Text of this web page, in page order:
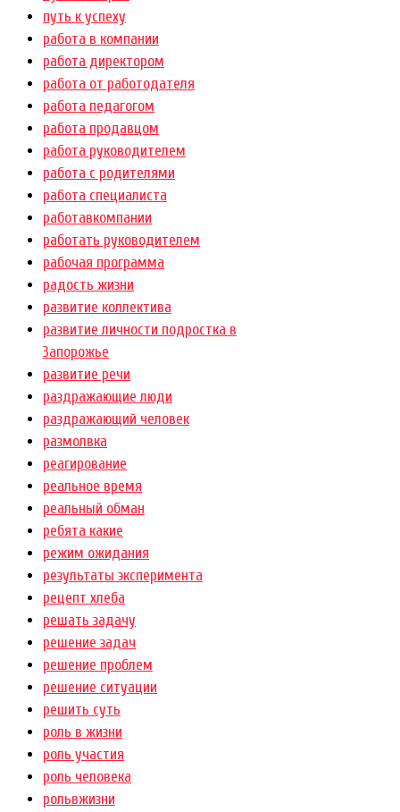
путь к успеху
работа в компании
работа директором
работа от работодателя
работа педагогом
работа продавцом
работа руководителем
работа с родителями
работа специалиста
работавкомпании
работать руководителем
рабочая программа
радость жизни
развитие коллектива
развитие личности подростка в
Запорожье
развитие речи
раздражающие люди
раздражающий человек
размолвка
реагирование
реальное время
реальный обман
ребята какие
режим ожидания
результаты эксперимента
рецепт хлеба
решать задачу
решение задач
решение проблем
решение ситуации
решить суть
роль в жизни
роль участия
роль человека
рольвжизни